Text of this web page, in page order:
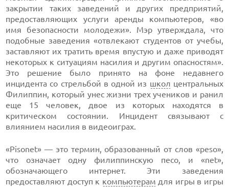
закрытии таких заведений и других предприятий,
предоставляющих услуги аренды компьютеров, «во
имя безопасности молодежи». Мэр утверждала, что
подобные заведения «отвлекают студентов от учебы,
заставляют их тратить время впустую и даже приводят
некоторых к ситуациям насилия и другим опасностям».
Это решение было принято на фоне недавнего
инцидента со стрельбой в одной из школ центральных
Филиппин, который унес жизни трех учеников и ранил
еще 15 человек, двое из которых находятся в
критическом состоянии. Инцидент связывают с
влиянием насилия в видеоиграх.
«Pisonet» — это термин, образованный от слов «peso»,
что означает одну филиппинскую песо, и «net»,
обозначающего интернет. Эти заведения
предоставляют доступ к компьютерам для игры в игры